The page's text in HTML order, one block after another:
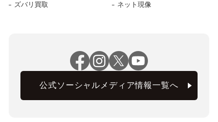
ズバリ買取 ネット現像
公式ソーシャルメディア情報一覧へ